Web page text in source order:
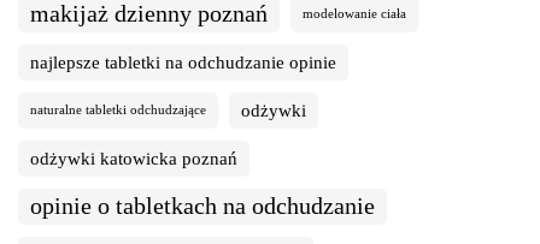
makijaż dzienny poznań
modelowanie ciała
najlepsze tabletki na odchudzanie opinie
naturalne tabletki odchudzające odżywki
odżywki katowicka poznań
opinie o tabletkach na odchudzanie